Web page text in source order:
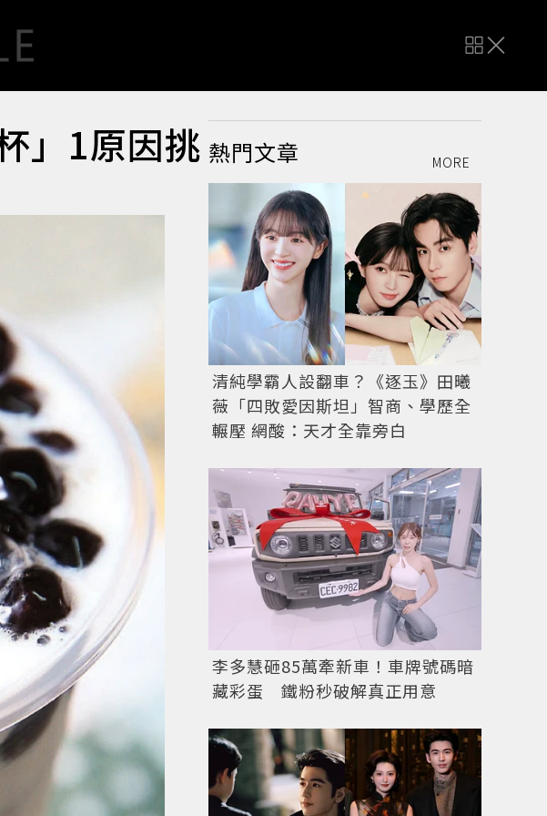
」1原因挑
圖／記者魏妤庭攝影、聯合報系資料照片
熱門文章 MORE
清純學霸人設翻車？《逐玉》田曦
薇「四敗愛因斯坦」智商、學歷全
輾壓 網酸：天才全靠旁白
李多慧砸85萬牽新車！車牌號碼暗
藏彩蛋 鐵粉秒破解真正用意